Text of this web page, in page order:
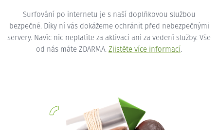
Surfování po internetu je s naší doplňkovou službou
bezpečné. Díky ní vás dokážeme ochránit před nebezpečnými
servery. Navíc nic neplatíte za aktivaci ani za vedení služby. Vše
od nás máte ZDARMA. Zjistěte více informací.